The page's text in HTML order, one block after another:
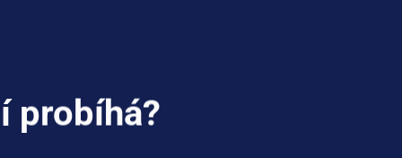
probíhá?